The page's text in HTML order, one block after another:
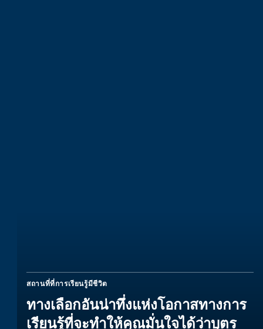
สถานที่ที่การเรียนรู้มีชีวิต
ทางเลือกอันน่าทึ่งแห่งโอกาสทางการ
เรียนรู้ที่จะทำให้คุณมั่นใจได้ว่าบุตร